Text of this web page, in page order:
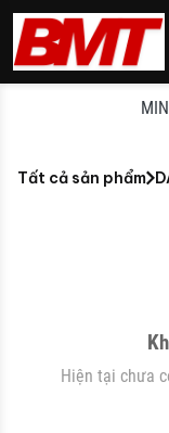
Tất cả sản phẩm
Hiện tại chưa